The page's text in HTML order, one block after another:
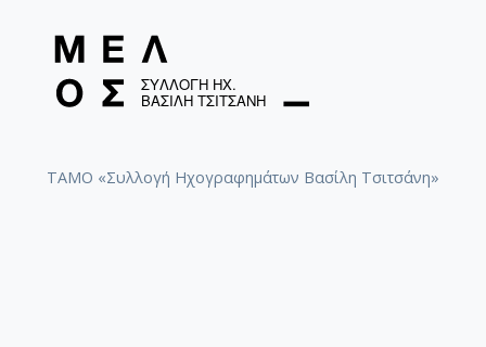
ΤΑΜΟ «Συλλογή Ηχογραφημάτων Βασίλη Τσιτσάνη»